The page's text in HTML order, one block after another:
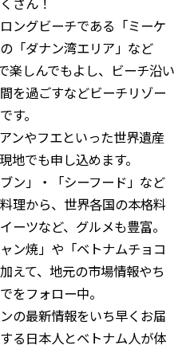
さん！
ングビーチである「ミーケ
「ダナン湾エリア」など
楽しんでもよし、ビーチ沿い
を過ごすなどビーチリゾー
す。
ンやフエといった世界遺産
地でも申し込めます。
ン」・「シーフード」など
理から、世界各国の本格料
ーツなど、グルメも豊富。
ン焼」や「ベトナムチョコ
えて、地元の市場情報やち
をフォロー中。
の最新情報をいち早くお届
る日本人とベトナム人が体